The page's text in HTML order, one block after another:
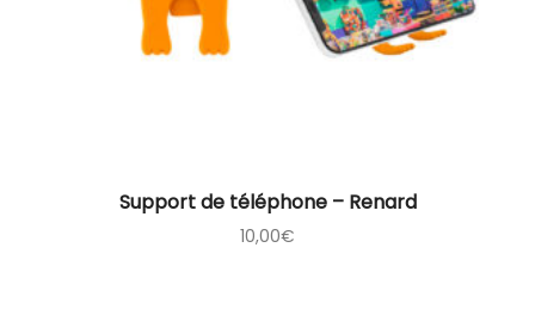
Support de téléphone – Renard
10,00€